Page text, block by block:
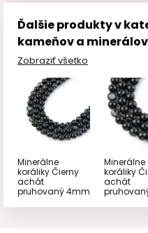
Ďalšie produkty v
kameňov a minerálov
Zobraziť všetko
Minerálne
koráliky Čierny
achát
pruhovaný 4mm
Minerálne
koráliky
achát